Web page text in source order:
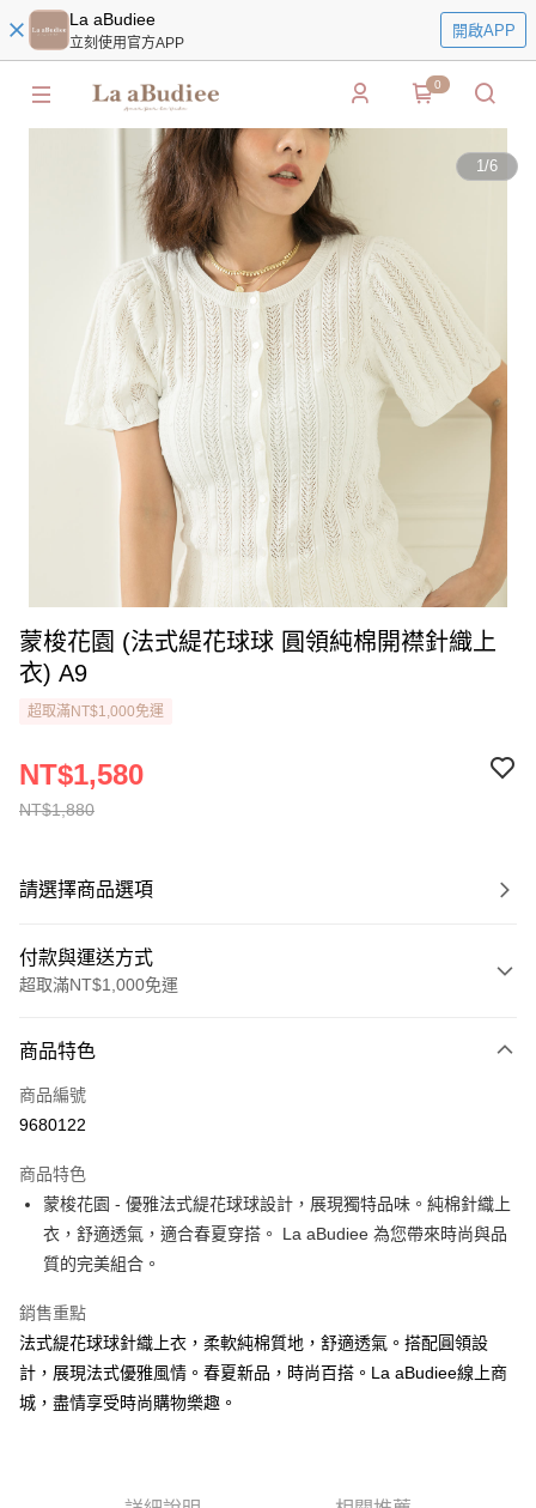
La aBudiee
立刻使用官方APP
開啟APP
0
1/6
蒙梭花園 (法式緹花球球 圓領純棉開襟針織上
衣) A9
超取滿NT$1,000免運
NT$1,880
NT$1,580
請選擇商品選項
付款與運送方式
超取滿NT$1,000免運
信用卡一次付款
LINE Pay
悠遊付
ATM付款
運送方式
付款後全家純取貨
每筆NT$100，滿NT$1,000(含以上)免運費
商品特色
商品編號
9680122
商品特色
蒙梭花園 - 優雅法式緹花球球設計，展現獨特品味。純棉針織上
衣，舒適透氣，適合春夏穿搭。 La aBudiee 為您帶來時尚與品
質的完美組合。
銷售重點
法式緹花球球針織上衣，柔軟純棉質地，舒適透氣。搭配圓領設
計，展現法式優雅風情。春夏新品，時尚百搭。La aBudiee線上商
城，盡情享受時尚購物樂趣。